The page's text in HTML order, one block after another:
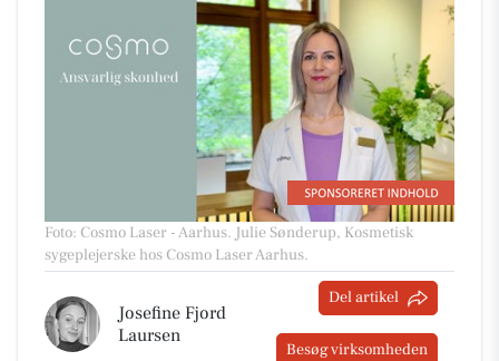
Foto: Cosmo Laser - Aarhus. Julie Sønderup, Kosmetisk
sygeplejerske hos Cosmo Laser Aarhus.
Josefine Fjord
Laursen
Del artikel
Besøg virksomheden